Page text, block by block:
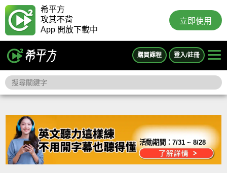
希平方
攻其不背
App 開放下載中
立即使用
購買課程 登入/註冊
活動期間：7/31 ~ 8/28